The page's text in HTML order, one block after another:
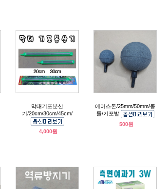
막대기포분산
기/20cm/30cm/45cm/
4,000원
에어스톤/25mm/50mm/콩
돌/기포발
500원